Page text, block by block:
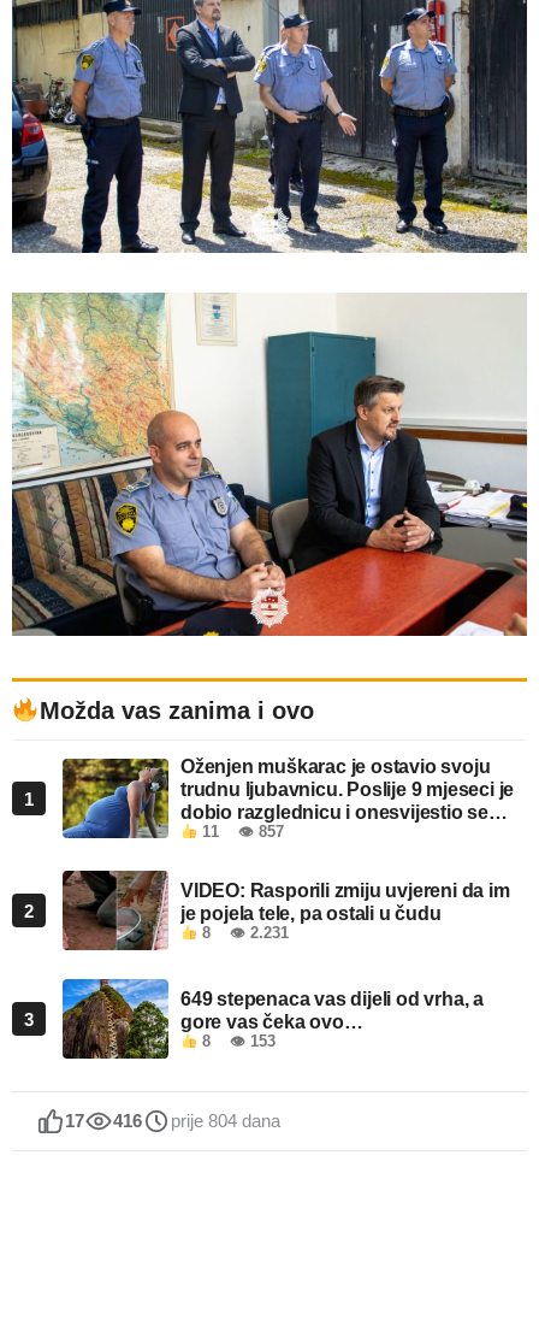
Možda vas zanima i ovo
1
Oženjen muškarac je ostavio svoju
trudnu ljubavnicu. Poslije 9 mjeseci je
dobio razglednicu i onesvijestio se
kada je pročitao šta piše!
11 👁 857
2
VIDEO: Rasporili zmiju uvjereni da im
je pojela tele, pa ostali u čudu
8 👁 2.231
3
649 stepenaca vas dijeli od vrha, a
gore vas čeka ovo…
8 👁 153
17 416 prije 804 dana